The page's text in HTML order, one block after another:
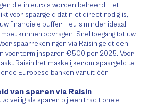
die in euro’s worden beheerd. Het
voor spaargeld dat niet direct nodig is,
financiële buffer. Het is minder ideaal
kunnen opvragen. Snel toegang tot uw
spaarrekeningen via Raisin geldt een
voor termijnsparen €500 per 2025. Voor
Raisin het makkelijker om spaargeld te
Europese banken vanuit één
van sparen via Raisin
veilig als sparen bij een traditionele